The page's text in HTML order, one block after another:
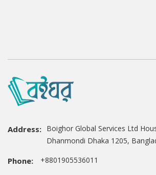
Address: Boighor Global Services Ltd
Dhanmondi Dhaka 1205,
Phone: +8801905536011